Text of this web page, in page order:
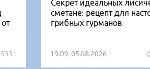
Секрет идеальных
сметане: рецепт для
грибных гурманов
19:09, 05.08.2026